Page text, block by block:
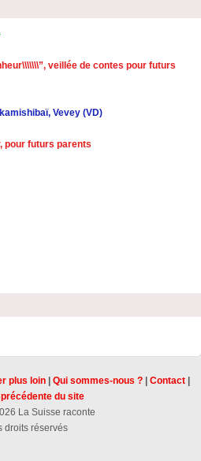
veillée de contes pour futurs
Vevey (VD)
pour futurs parents
plus loin| Qui sommes-nous ?| Contact|
du site
La Suisse raconte
droits réservés